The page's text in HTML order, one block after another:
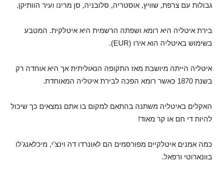
גבולות עם צרפת, שוויץ, אוסטריה, סלובניה, סן מרינו ועיר הוותיקן.
בירת איטליה היא רומא ושפתה הרשמית היא איטלקית. המטבע
בשימוש באיטליה הוא אירו (EUR).
איטליה הייתה מיושבת מאז התקופה הנאוליתית אך היא אוחדה רק
בשנת 1870 כאשר רומא הפכה לבירת איטליה המאוחדת.
האקלים באיטליה משתנה בהתאם למקום בו אתם נמצאים כך שיכול
להיות די חם או קר מאוד!
כמה אמנים איטלקיים מפורסמים הם לאונרדו דה וינצ'י, מיכלאנג'לו
בוונארוטי ורפאל.